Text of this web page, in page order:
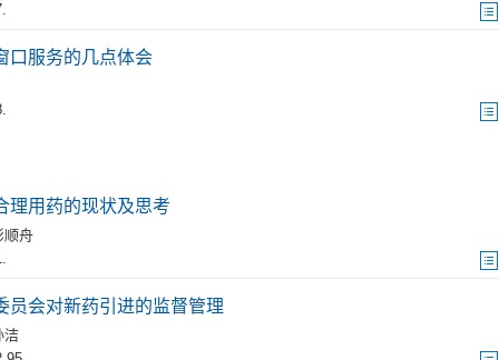
口服务的几点体会
理用药的现状及思考
顺舟
员会对新药引进的监督管理
洁